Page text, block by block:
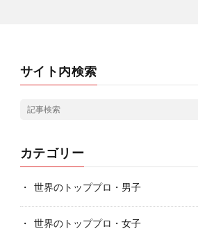
サイト内検索
カテゴリー
世界のトッププロ・男子
世界のトッププロ・女子